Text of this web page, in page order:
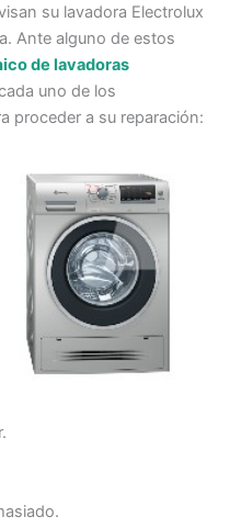
su lavadora Electrolux
Ante alguno de estos
de lavadoras
uno de los
proceder a su reparación: